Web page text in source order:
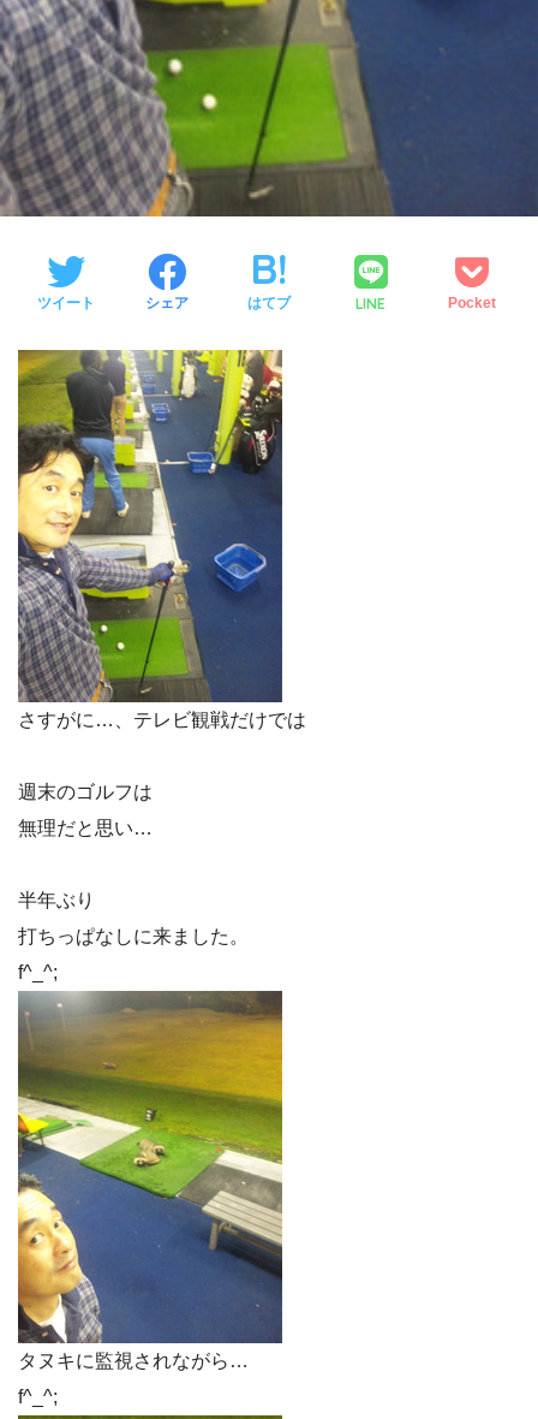
ツイート シェア はてブ LINE Pocket
さすがに…、テレビ観戦だけでは
週末のゴルフは
無理だと思い…
半年ぶり
打ちっぱなしに来ました。
f^_^;
タヌキに監視されながら…
f^_^;